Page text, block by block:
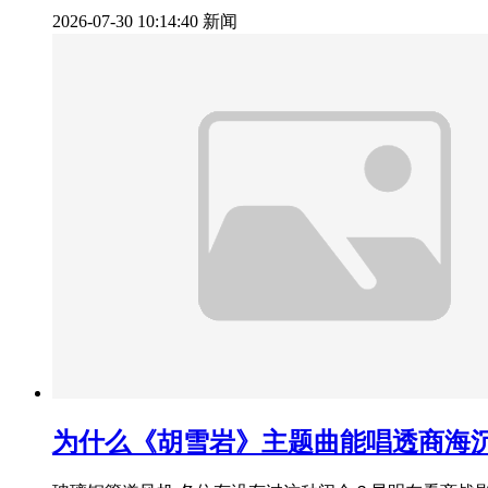
2026-07-30 10:14:40 新闻
为什么《胡雪岩》主题曲能唱透商海